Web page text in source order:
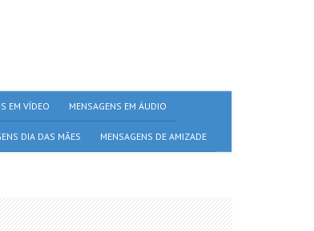
EM VÍDEO MENSAGENS EM ÁUDIO
DIA DAS MÃES MENSAGENS DE AMIZADE